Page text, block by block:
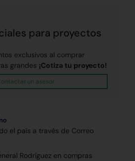
para proyectos
exclusivos al comprar
grandes ¡Cotiza tu proyecto!
un asesor
el país a través de Correo
Rodríguez en compras